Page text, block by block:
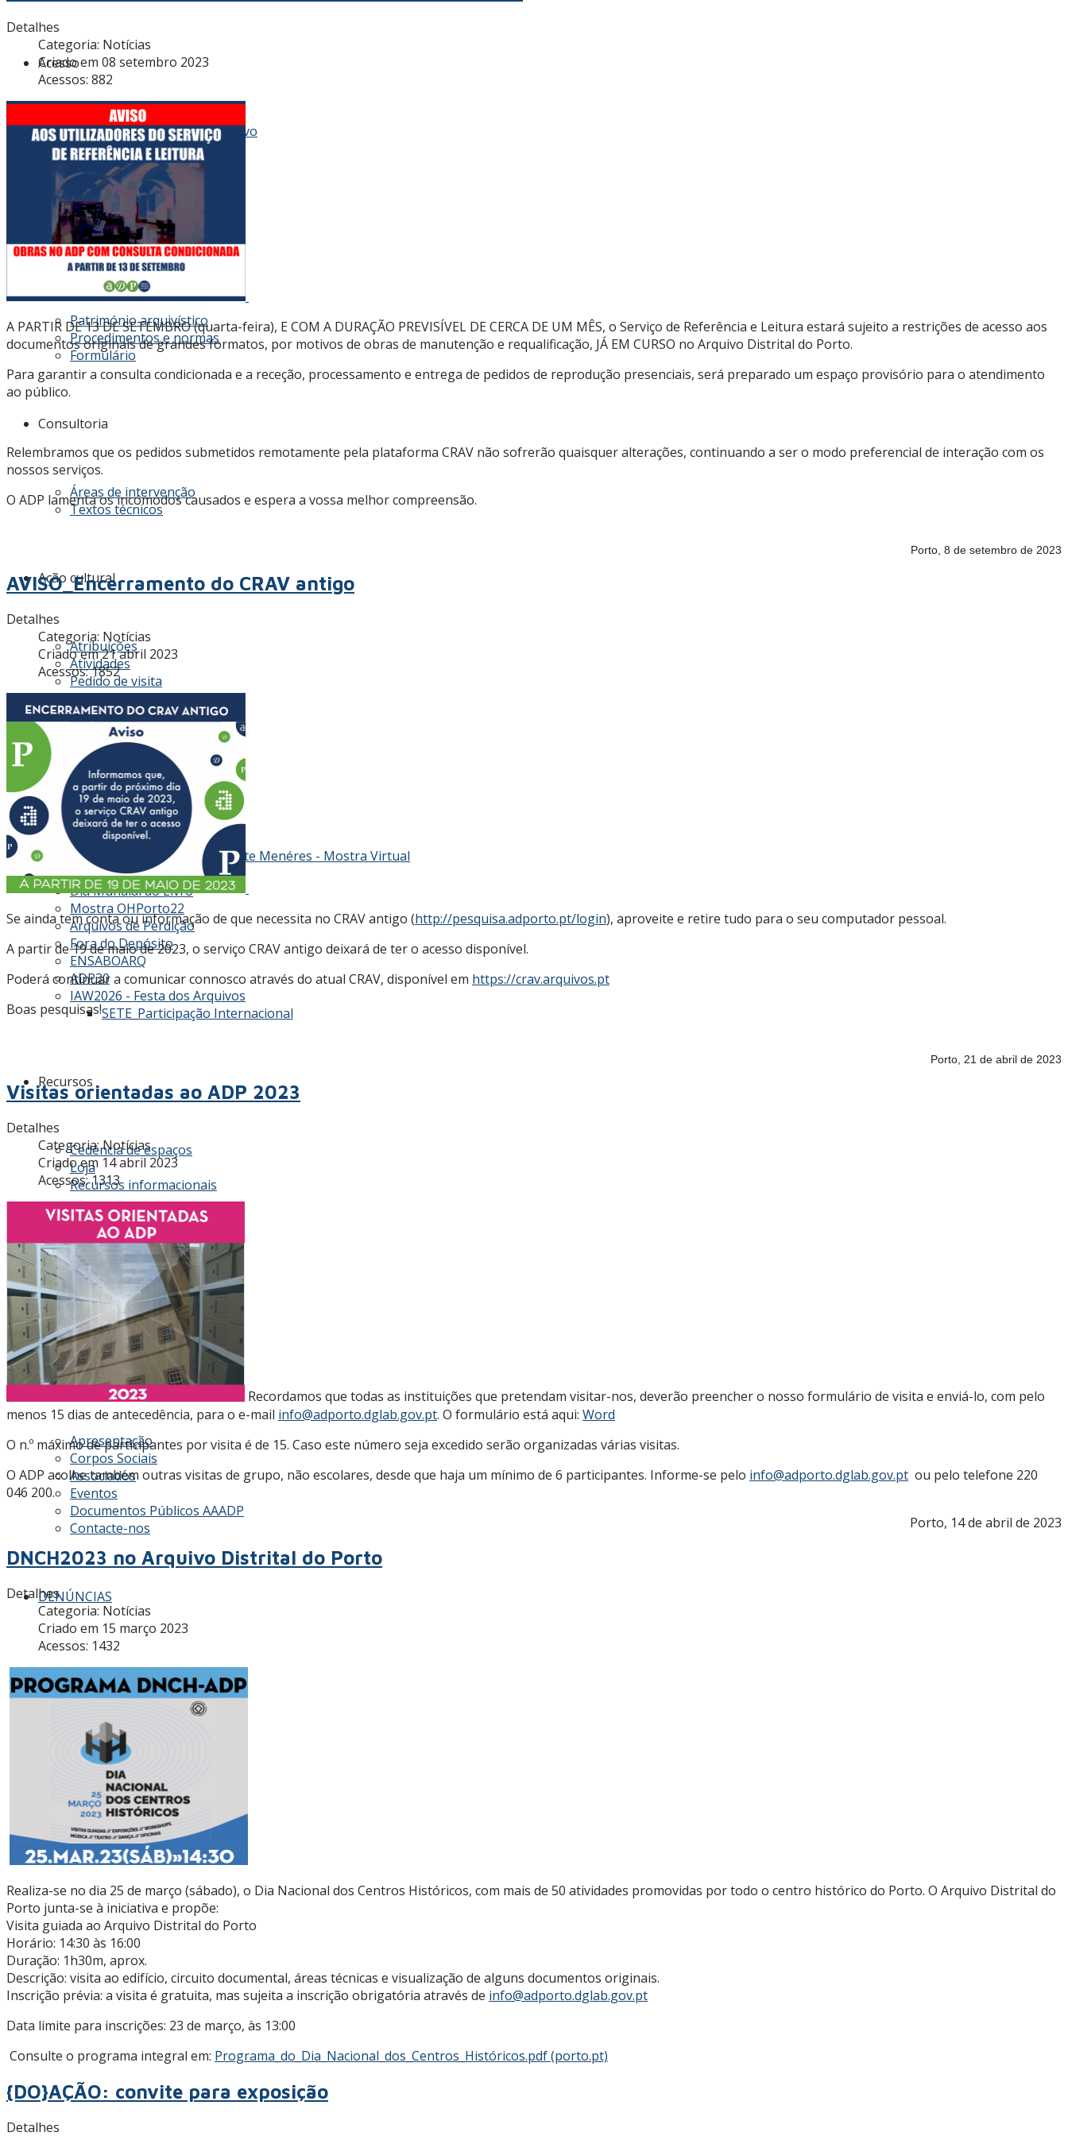
Acesso
Conhecer os fundos do Arquivo
Cadastro de fundos
Tabela de preços
Regulamentos
Aquisições
Património arquivístico
Procedimentos e normas
Formulário
Consultoria
Áreas de intervenção
Textos técnicos
Ação cultural
Atribuições
Atividades
Pedido de visita
Os nossos visitantes
Projeto 25 anos 25 temas
Centenário da República
Artes Cénicas
40 Anos do 25 de Abril
Processos de passaportes
Partes da Diretora
Consultório no Arquivo
Projeto Voluntariado
Arquivo da Sociedade Clemente Menéres - Mostra Virtual
Mulheres de Papel
Dia Mundial do Livro
Mostra OHPorto22
Arquivos de Perdição
Fora do Depósito
ENSABOARQ
ADP30
IAW2026 - Festa dos Arquivos
SETE_Participação Internacional
Recursos
Cedência de espaços
Loja
Recursos informacionais
Contactos
AAADP
Apresentação
Corpos Sociais
Associados
Eventos
Documentos Públicos AAADP
Contacte-nos
DENÚNCIAS
Detalhes
Categoria: Notícias
Criado em 08 setembro 2023
Acessos: 882
A PARTIR DE 13 DE SETEMBRO (quarta-feira), E COM A DURAÇÃO PREVISÍVEL DE CERCA DE UM MÊS, o Serviço de Referência e Leitura estará sujeito a restrições de acesso aos
documentos originais de grandes formatos, por motivos de obras de manutenção e requalificação, JÁ EM CURSO no Arquivo Distrital do Porto.
Para garantir a consulta condicionada e a receção, processamento e entrega de pedidos de reprodução presenciais, será preparado um espaço provisório para o atendimento
ao público.
Relembramos que os pedidos submetidos remotamente pela plataforma CRAV não sofrerão quaisquer alterações, continuando a ser o modo preferencial de interação com os
nossos serviços.
O ADP lamenta os incómodos causados e espera a vossa melhor compreensão.
Porto, 8 de setembro de 2023
AVISO_Encerramento do CRAV antigo
Detalhes
Categoria: Notícias
Criado em 21 abril 2023
Acessos: 1852
Se ainda tem conta ou informação de que necessita no CRAV antigo (http://pesquisa.adporto.pt/login), aproveite e retire tudo para o seu computador pessoal.
A partir de 19 de maio de 2023, o serviço CRAV antigo deixará de ter o acesso disponível.
Poderá continuar a comunicar connosco através do atual CRAV, disponível em https://crav.arquivos.pt
Boas pesquisas!
Porto, 21 de abril de 2023
Visitas orientadas ao ADP 2023
Detalhes
Categoria:Notícias
Criado em 14 abril 2023
Acessos: 1313
Recordamos que todas as instituições que pretendam visitar-nos, deverão preencher o nosso formulário de visita e enviá-lo, com pelo
menos 15 dias de antecedência, para o e-mail info@adporto.dglab.gov.pt. O formulário está aqui: Word
O n.º máximo de participantes por visita é de 15. Caso este número seja excedido serão organizadas várias visitas.
O ADP acolhe também outras visitas de grupo, não escolares, desde que haja um mínimo de 6 participantes. Informe-se pelo info@adporto.dglab.gov.pt ou pelo telefone 220
046 200.
Porto, 14 de abril de 2023
DNCH2023 no Arquivo Distrital do Porto
Detalhes
Categoria: Notícias
Criado em 15 março 2023
Acessos: 1432
Realiza-se no dia 25 de março (sábado), o Dia Nacional dos Centros Históricos, com mais de 50 atividades promovidas por todo o centro histórico do Porto. O Arquivo Distrital do
Porto junta-se à iniciativa e propõe:
Visita guiada ao Arquivo Distrital do Porto
Horário: 14:30 às 16:00
Duração: 1h30m, aprox.
Descrição: visita ao edifício, circuito documental, áreas técnicas e visualização de alguns documentos originais.
Inscrição prévia: a visita é gratuita, mas sujeita a inscrição obrigatória através de info@adporto.dglab.gov.pt
Data limite para inscrições: 23 de março, às 13:00
Consulte o programa integral em: Programa_do_Dia_Nacional_dos_Centros_Históricos.pdf (porto.pt)
{DO}AÇÃO: convite para exposição
Detalhes